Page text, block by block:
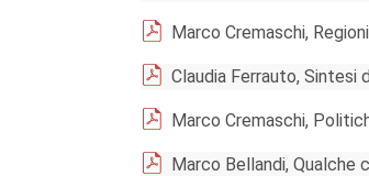
Marco Cremaschi,
Claudia Ferrauto, Sintesi
Marco Cremaschi,
Marco Bellandi, Qualche